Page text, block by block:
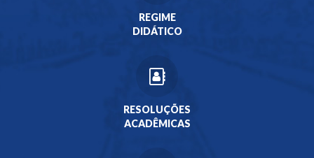
REGIME
DIDÁTICO
RESOLUÇÕES
ACADÊMICAS